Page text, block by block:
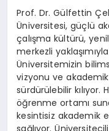
Prof. Dr. Gülfettin
Üniversitesi, güçlü
çalışma kültürü,
merkezli
Üniversitemizin
vizyonu ve
sürdürülebilir
öğrenme ortamı
kesintisiz akademik